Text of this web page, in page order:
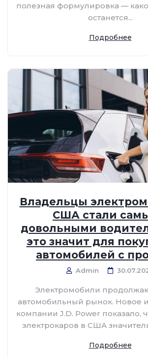
полезная формулировка —
останется...
Подробнее
Владельцы
США стали
довольными
это значит для
автомобилей с
Admin
Электромобили
автомобильный рынок. Новое
компании J.D. Power показало,
электрокаров в США
Подробнее